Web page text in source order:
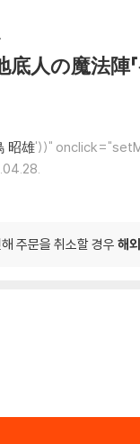
人の魔法陣
昭雄'))"
주문을 취소할 경우 해